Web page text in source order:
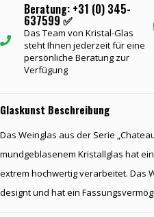
Beratung: +31 (0) 345-
637599 ✅
Das Team von Kristal-Glas
steht Ihnen jederzeit für eine
persönliche Beratung zur
Verfügung
Glaskunst Beschreibung
Das Weinglas aus der Serie
mundgeblasenem Kristallglas hat
extrem hochwertig verarbeitet. Das
designt und hat ein